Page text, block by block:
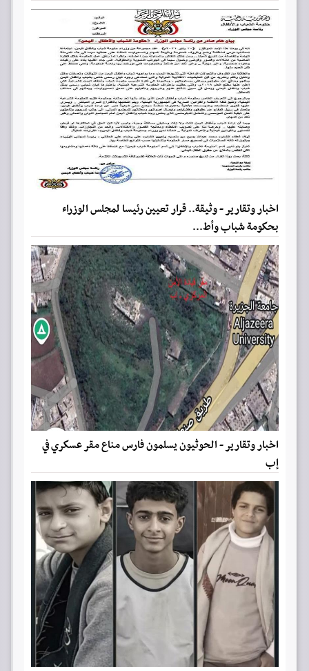
اخبار وتقارير - وثيقة.. قرار تعيين رئيسا لمجلس الوزراء
بحكومة شباب وأط...
اخبار وتقارير - الحوثيون يسلمون فارس مناع مقر عسكري في
إب